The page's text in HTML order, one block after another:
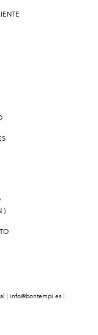
)
info@bontempi.es